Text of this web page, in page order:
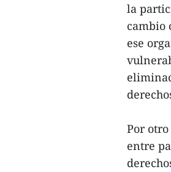
la
cambio
ese
Por
entre